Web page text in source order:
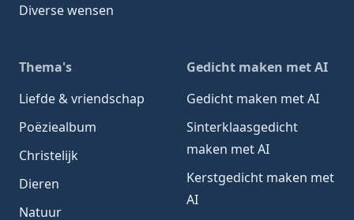
Diverse wensen
Thema's
Liefde & vriendschap
Poëziealbum
Christelijk
Dieren
Natuur
Gedicht maken met AI
Gedicht maken met AI
Sinterklaasgedicht
maken met AI
Kerstgedicht maken met
AI